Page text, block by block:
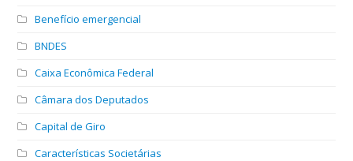
Benefício emergencial
BNDES
Caixa Econômica Federal
Câmara dos Deputados
Capital de Giro
Características Societárias